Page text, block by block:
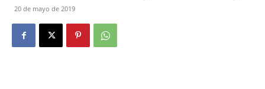
20 de mayo de 2019